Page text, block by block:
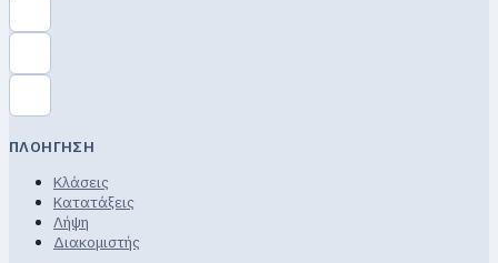
ΠΛΟΉΓΗΣΗ
Κλάσεις
Κατατάξεις
Λήψη
Διακομιστής